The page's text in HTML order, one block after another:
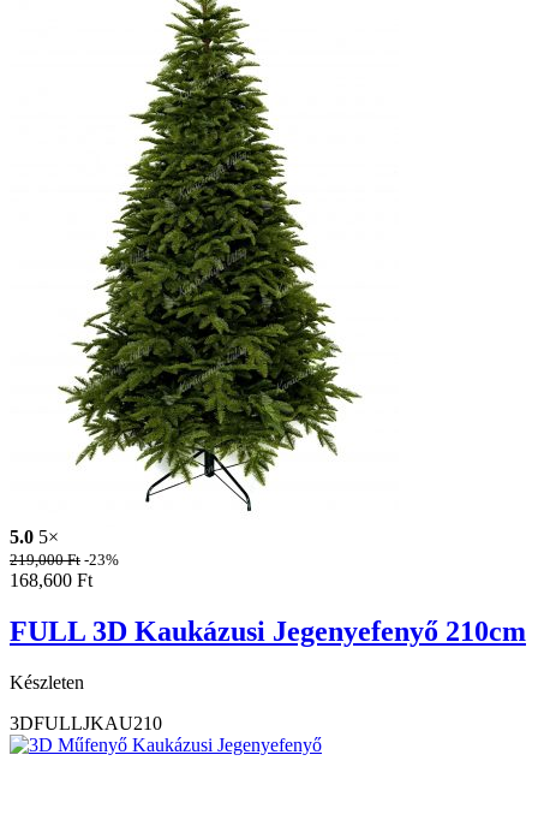
5.0 5×
219,000Ft -23%
168,600 Ft
FULL 3D Kaukázusi Jegenyefenyő 210cm
Készleten
3DFULLJKAU210